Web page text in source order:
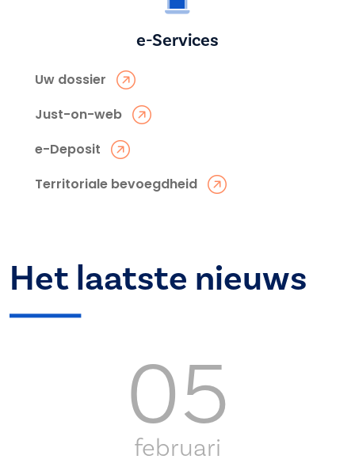
e-Services
Uw dossier
Just-on-web
e-Deposit
Territoriale bevoegdheid
Het laatste nieuws
05
februari